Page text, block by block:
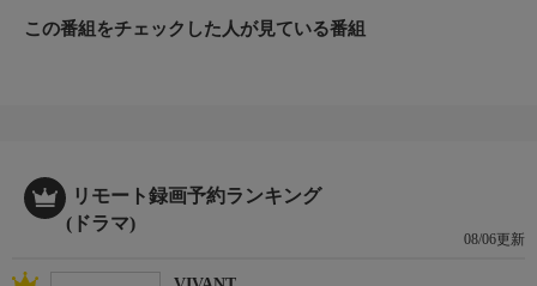
各話放送終了後から、動画配信サービス「U-NEXT」にて第一話
料配信
◆テレ東HP:https://video.tv-tokyo.co.jp/
◆TVer:https://tver.jp/series/srudk7ijag
この番組をチェックした人が見ている番組
リモート録画予約ランキング
(ドラマ)
08/06更新